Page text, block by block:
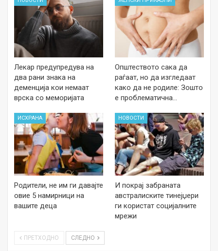
Лекар предупредува на
два рани знака на
деменција кои немаат
врска со меморијата
Општеството сака да
раѓаат, но да изгледаат
како да не родиле: Зошто
е проблематична…
ИСХРАНА
Родители, не им ги давајте
овие 5 намирници на
вашите деца
НОВОСТИ
И покрај забраната
австралиските тинејџери
ги користат социјалните
мрежи
ПРЕТХОДНО СЛЕДНО